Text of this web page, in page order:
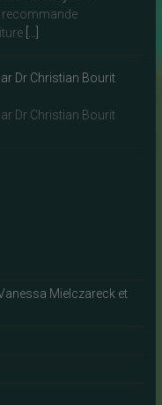
recommande
Dr Christian Bourit
Dr Christian Bourit
Mielczareck et